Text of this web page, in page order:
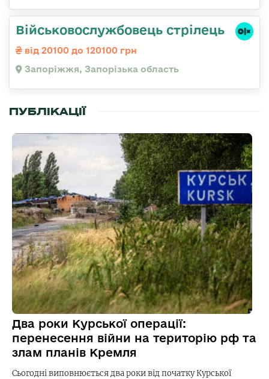
Військовослужбовець стрілець
від 20100 до 120100 грн
Запоріжжя, Запорізька область
ПУБЛІКАЦІЇ
Два роки Курської операції:
перенесення війни на територію рф та
злам планів Кремля
Сьогодні виповнюється два роки від початку Курської